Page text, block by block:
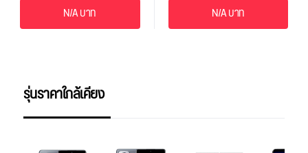
N/A บาท N/A บาท
รุ่นราคาใกล้เคียง